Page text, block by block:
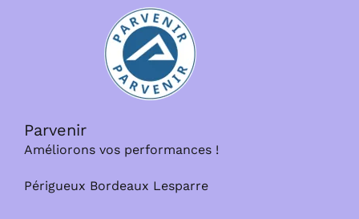
Parvenir
Améliorons vos performances !
Périgueux Bordeaux Lesparre